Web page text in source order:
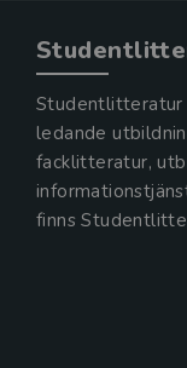
Studentlitteratur
ledande
facklitteratur,
finns